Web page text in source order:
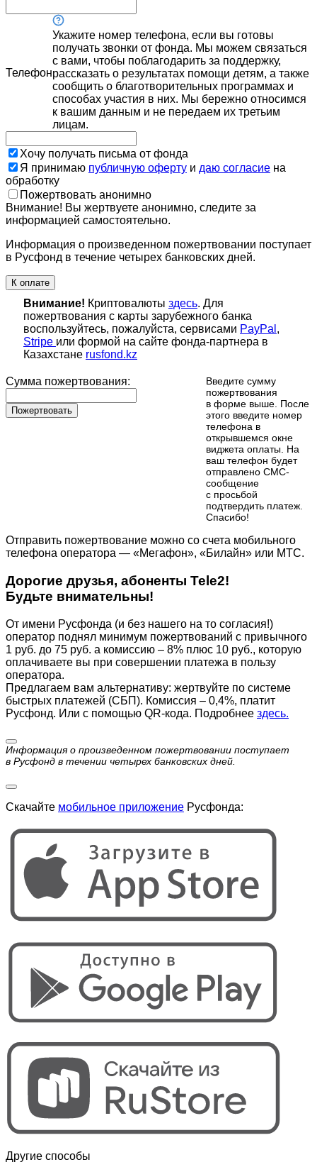
Телефон
Укажите номер телефона, если вы готовы
получать звонки от фонда. Мы можем связаться
с вами, чтобы поблагодарить за поддержку,
рассказать о результатах помощи детям, а также
сообщить о благотворительных программах и
способах участия в них. Мы бережно относимся
к вашим данным и не передаем их третьим
лицам.
Хочу получать письма от фонда
Я принимаю публичную оферту и даю согласие на
обработку
Пожертвовать анонимно
Внимание! Вы жертвуете анонимно, следите за
информацией самостоятельно.
Информация о произведенном пожертвовании поступает
в Русфонд в течение четырех банковских дней.
К оплате
Внимание! Криптовалюты здесь. Для
пожертвования с карты зарубежного банка
воспользуйтесь, пожалуйста, сервисами PayPal ,
Stripe или формой на сайте фонда-партнера в
Казахстане rusfond.kz
Сумма пожертвования:
Пожертвовать
Введите сумму
пожертвования
в форме выше. После
этого введите номер
телефона в
открывшемся окне
виджета оплаты. На
ваш телефон будет
отправлено СМС-
сообщение
с просьбой
подтвердить платеж.
Cпасибо!
Отправить пожертвование можно со счета мобильного
телефона оператора — «Мегафон», «Билайн» или МТС.
Дорогие друзья, абоненты Tele2!
Будьте внимательны!
От имени Русфонда (и без нашего на то согласия!)
оператор поднял минимум пожертвований с привычного
1 руб. до 75 руб. а комиссию – 8% плюс 10 руб., которую
оплачиваете вы при совершении платежа в пользу
оператора.
Предлагаем вам альтернативу: жертвуйте по cистеме
быстрых платежей (СБП). Комиссия – 0,4%, платит
Русфонд. Или с помощью QR-кода. Подробнее здесь.
Информация о произведенном пожертвовании поступает
в Русфонд в течении четырех банковских дней.
Скачайте мобильное приложение Русфонда:
Другие способы